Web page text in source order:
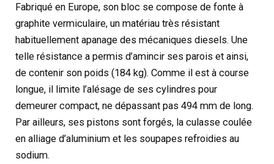
Fabriqué en Europe, son bloc se compose de fonte à
graphite vermiculaire, un matériau très résistant
habituellement apanage des mécaniques diesels. Une
telle résistance a permis d’amincir ses parois et ainsi,
de contenir son poids (184 kg). Comme il est à course
longue, il limite l’alésage de ses cylindres pour
demeurer compact, ne dépassant pas 494 mm de long.
Par ailleurs, ses pistons sont forgés, la culasse coulée
en alliage d’aluminium et les soupapes refroidies au
sodium.